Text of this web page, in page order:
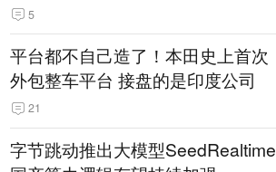
5
平台都不自己造了！本田史上首次
外包整车平台 接盘的是印度公司
21
字节跳动推出大模型SeedRealtime